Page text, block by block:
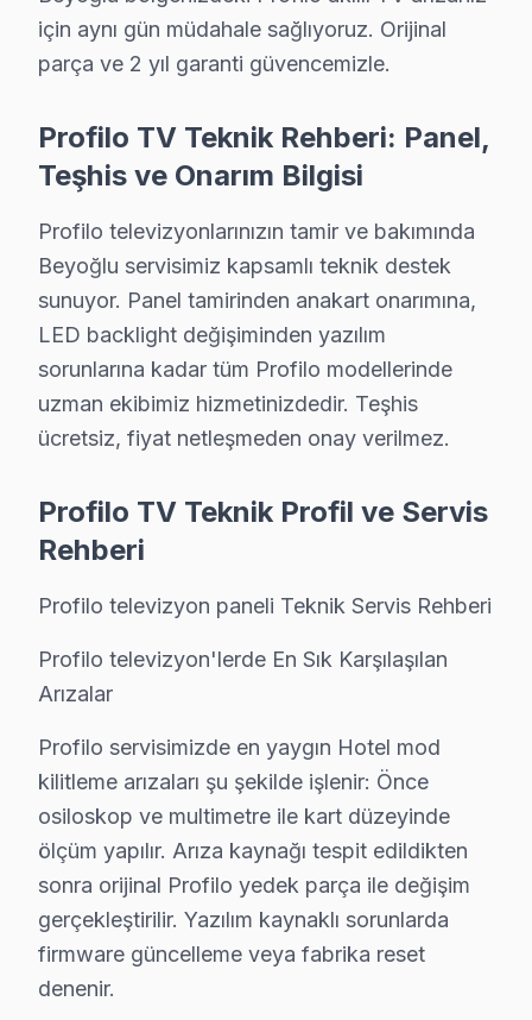
Beyoğlu'deki iklim koşulları ile bu cihaz ekran arıza
Sıcaklık-arıza ilişkisinde ise iki kritik eşik var. 28°C
Beyoğlu coğrafyasını Profilo servis perspektifinden
Galata Kulesi ikinci kritik referans: eski yapılı yapı
Beyoğlu bu marka servis verisi, komşu ilçelerle
Arıza profili karşılaştırmasında ise durum farklı:
Çözüm hızı karşılaştırmasında Beyoğlu iyi bir
Beyoğlu'de Profilo servisimizle tanışmadan önce ve
"Sonra" tablosu şu: Aynı müşteri bizimle iletişime
Galata Kulesi mahallesindeki başka bir müşteri
Beyoğlu Profilo TV Ekran Anakart Profesyonel Servis ve Tamir
• Beyoğlu'de 25+ sertifikalı teknisyen Profilo
• Beyoğlu'de sadece orijinal parça kullanıyoruz.
• Profesyonel teşhis ekipmanımızla (osiloskop, ESR
Beyoğlu Bölgesi ve Profilo TV Desteği
İstanbul Avrupa Yakası içinde yer alan Beyoğlu,
Profilo TV'lerde Sık Görülen Arızalar
Beyoğlu bölgesindeki Profilo kullanıcılarının
Anakart arızası: Beyoğlu'de Profilo VA Panel
için aynı gün müdahale sağlıyoruz. Orijinal
parça ve 2 yıl garanti güvencemizle.
Profilo TV Teknik Rehberi: Panel,
Teşhis ve Onarım Bilgisi
Profilo televizyonlarınızın tamir ve bakımında
Beyoğlu servisimiz kapsamlı teknik destek
sunuyor. Panel tamirinden anakart onarımına,
LED backlight değişiminden yazılım
sorunlarına kadar tüm Profilo modellerinde
uzman ekibimiz hizmetinizdedir. Teşhis
ücretsiz, fiyat netleşmeden onay verilmez.
Profilo TV Teknik Profil ve Servis
Rehberi
Profilo televizyon paneli Teknik Servis Rehberi
Profilo televizyon'lerde En Sık Karşılaşılan
Arızalar
Profilo servisimizde en yaygın Hotel mod
kilitleme arızaları şu şekilde işlenir: Önce
osiloskop ve multimetre ile kart düzeyinde
ölçüm yapılır. Arıza kaynağı tespit edildikten
sonra orijinal Profilo yedek parça ile değişim
gerçekleştirilir. Yazılım kaynaklı sorunlarda
firmware güncelleme veya fabrika reset
denenir.